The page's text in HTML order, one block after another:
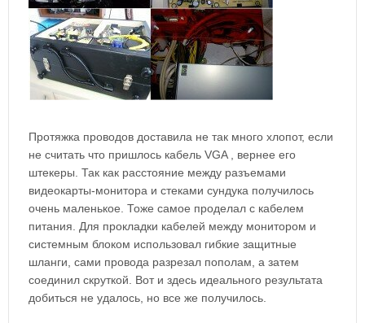
Протяжка проводов доставила не так много хлопот, если
не считать что пришлось кабель VGA , вернее его
штекеры. Так как расстояние между разъемами
видеокарты-монитора и стеками сундука получилось
очень маленькое. Тоже самое проделал с кабелем
питания. Для прокладки кабелей между монитором и
системным блоком использовал гибкие защитные
шланги, сами провода разрезал пополам, а затем
соединил скруткой. Вот и здесь идеального результата
добиться не удалось, но все же получилось.